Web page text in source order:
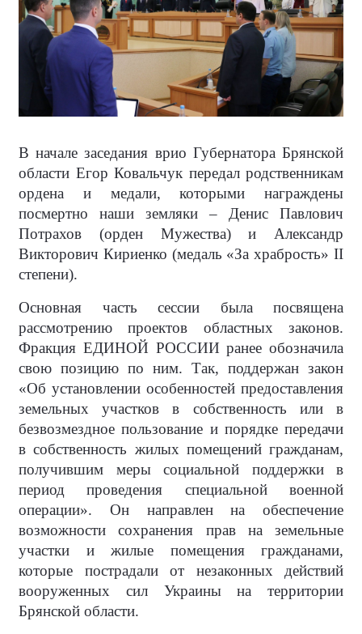
В начале заседания врио Губернатора Брянской
области Егор Ковальчук передал родственникам
ордена и медали, которыми награждены
посмертно наши земляки – Денис Павлович
Потрахов (орден Мужества) и Александр
Викторович Кириенко (медаль «За храбрость» II
степени).
Основная часть сессии была посвящена
рассмотрению проектов областных законов.
Фракция ЕДИНОЙ РОССИИ ранее обозначила
свою позицию по ним. Так, поддержан закон
«Об установлении особенностей предоставления
земельных участков в собственность или в
безвозмездное пользование и порядке передачи
в собственность жилых помещений гражданам,
получившим меры социальной поддержки в
период проведения специальной военной
операции». Он направлен на обеспечение
возможности сохранения прав на земельные
участки и жилые помещения гражданами,
которые пострадали от незаконных действий
вооруженных сил Украины на территории
Брянской области.